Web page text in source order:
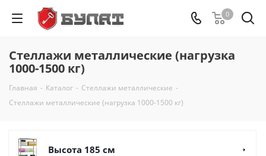
0
Стеллажи металлические (нагрузка
1000-1500 кг)
Главная - Каталог - Стеллажи металлические -
Стеллажи металлические (нагрузка 1000-1500 кг)
Высота 185 см